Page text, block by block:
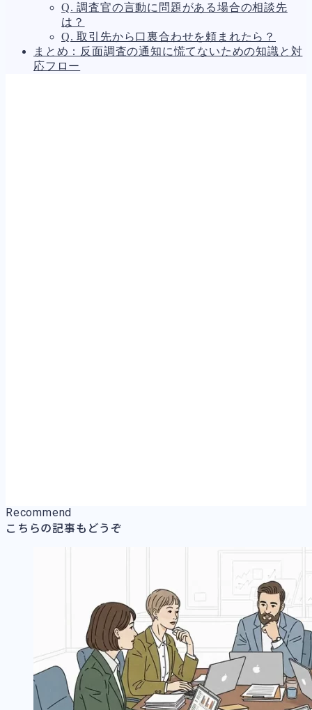
Q. 調査官の言動に問題がある場合の相談先
は？
Q. 取引先から口裏合わせを頼まれたら？
まとめ：反面調査の通知に慌てないための知識と対
応フロー
Recommend
こちらの記事もどうぞ